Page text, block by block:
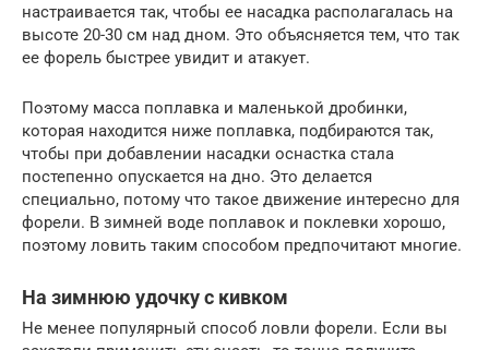
настраивается так, чтобы ее насадка располагалась на
высоте 20-30 см над дном. Это объясняется тем, что так
ее форель быстрее увидит и атакует.
Поэтому масса поплавка и маленькой дробинки,
которая находится ниже поплавка, подбираются так,
чтобы при добавлении насадки оснастка стала
постепенно опускается на дно. Это делается
специально, потому что такое движение интересно для
форели. В зимней воде поплавок и поклевки хорошо,
поэтому ловить таким способом предпочитают многие.
На зимнюю удочку с кивком
Не менее популярный способ ловли форели. Если вы